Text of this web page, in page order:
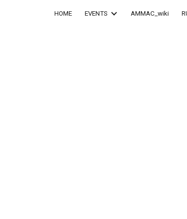
Skip to
HOME EVENTS AMMAC_wiki